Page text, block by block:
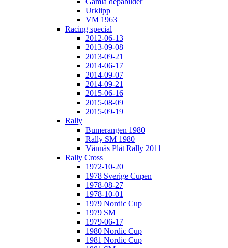
Urklipp
VM 1963
Racing special
2012-06-13
2013-09-08
2013-09-21
2014-06-17
2014-09-07
2014-09-21
2015-06-16
2015-08-09
2015-09-19
Rally
Bumerangen 1980
Rally SM 1980
Vännäs Plåt Rally 2011
Rally Cross
1972-10-20
1978 Sverige Cupen
1978-08-27
1978-10-01
1979 Nordic Cup
1979 SM
1979-06-17
1980 Nordic Cup
1981 Nordic Cup